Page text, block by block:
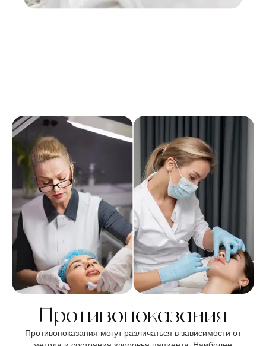
Противопоказания
Противопоказания могут различаться в зависимости от